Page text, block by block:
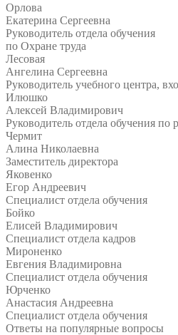
Орлова
Екатерина Сергеевна
Руководитель отдела обучения
по Охране труда
Лесовая
Ангелина Сергеевна
Руководитель учебного центра,
Илюшко
Алексей Владимирович
Руководитель отдела обучения по
Чермит
Алина Николаевна
Заместитель директора
Яковенко
Егор Андреевич
Специалист отдела обучения
Бойко
Елисей Владимирович
Специалист отдела кадров
Мироненко
Евгения Владимировна
Специалист отдела обучения
Юрченко
Анастасия Андреевна
Специалист отдела обучения
Ответы на популярные вопросы